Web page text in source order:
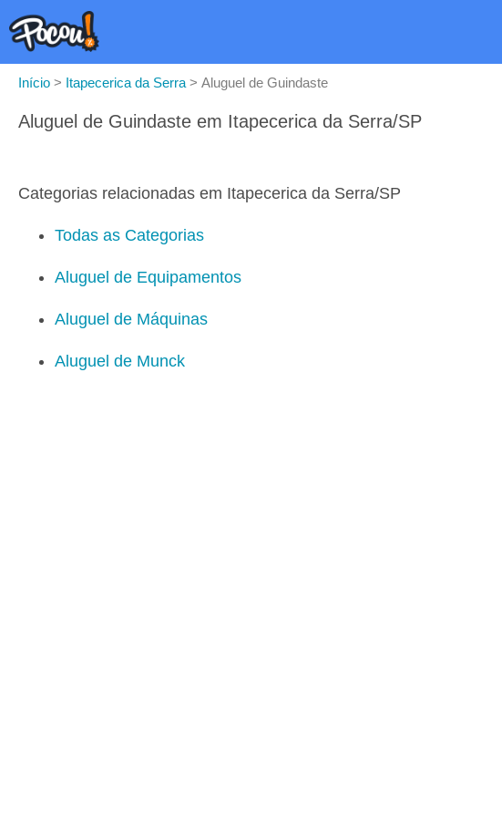
Início > Itapecerica da Serra > Aluguel de Guindaste
Aluguel de Guindaste em Itapecerica da Serra/SP
Categorias relacionadas em Itapecerica da Serra/SP
Todas as Categorias
Aluguel de Equipamentos
Aluguel de Máquinas
Aluguel de Munck